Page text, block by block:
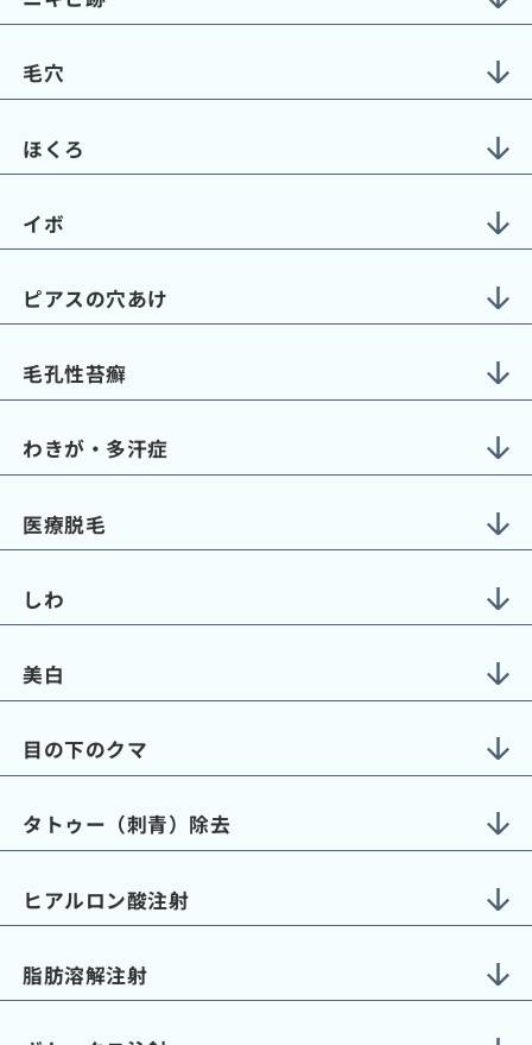
毛穴
ほくろ
イボ
ピアスの穴あけ
毛孔性苔癬
わきが・多汗症
医療脱毛
しわ
美白
目の下のクマ
タトゥー（刺青）除去
ヒアルロン酸注射
脂肪溶解注射